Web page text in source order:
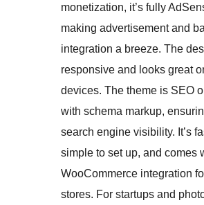
monetization, it’s fully
making advertisement and
integration a breeze. The
responsive and looks great
devices. The theme is SEO
with schema markup,
search engine visibility. It’s
simple to set up, and comes
WooCommerce integration
stores. For startups and